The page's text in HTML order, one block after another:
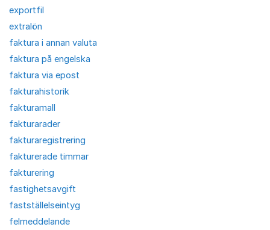
exportfil
extralön
faktura i annan valuta
faktura på engelska
faktura via epost
fakturahistorik
fakturamall
fakturarader
fakturaregistrering
fakturerade timmar
fakturering
fastighetsavgift
fastställelseintyg
felmeddelande